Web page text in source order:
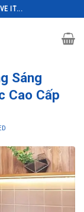
IT...
Sáng
Cao Cấp